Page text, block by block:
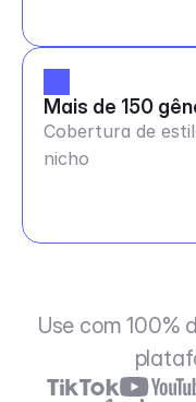
Mais de 150
Cobertura de
nicho
Use com 100%